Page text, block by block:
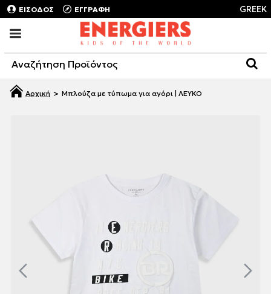
ΕΙΣΟΔΟΣ ΕΓΓΡΑΦΗ GREEK
Μπλούζα με τύπωμα για αγόρι | ΛΕΥΚΟ